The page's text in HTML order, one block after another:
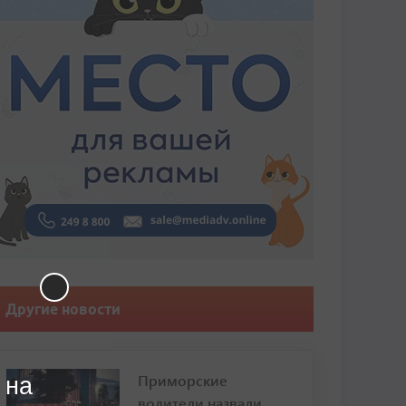
Другие новости
Приморские